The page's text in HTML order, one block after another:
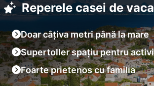
Reperele casei de
Doar câțiva metri până la mare
Supertoller spațiu pentru
Foarte prietenos cu familia